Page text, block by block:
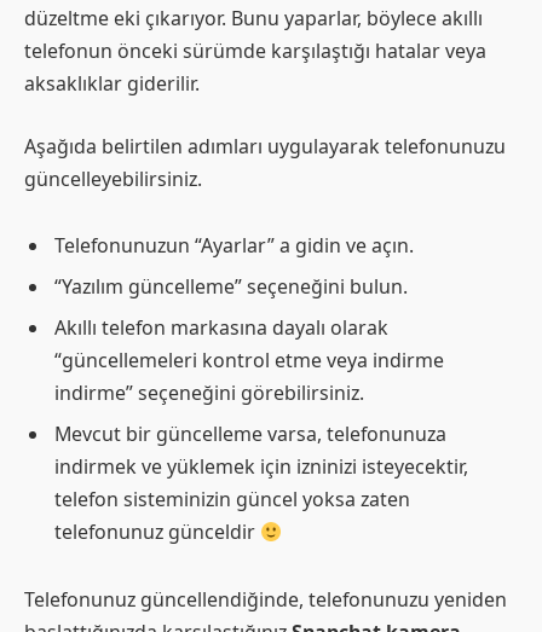
düzeltme eki çıkarıyor. Bunu yaparlar, böylece akıllı
telefonun önceki sürümde karşılaştığı hatalar veya
aksaklıklar giderilir.
Aşağıda belirtilen adımları uygulayarak telefonunuzu
güncelleyebilirsiniz.
Telefonunuzun “Ayarlar” a gidin ve açın.
“Yazılım güncelleme” seçeneğini bulun.
Akıllı telefon markasına dayalı olarak
“güncellemeleri kontrol etme veya indirme
indirme” seçeneğini görebilirsiniz.
Mevcut bir güncelleme varsa, telefonunuza
indirmek ve yüklemek için izninizi isteyecektir,
telefon sisteminizin güncel yoksa zaten
telefonunuz günceldir
Telefonunuz güncellendiğinde, telefonunuzu yeniden